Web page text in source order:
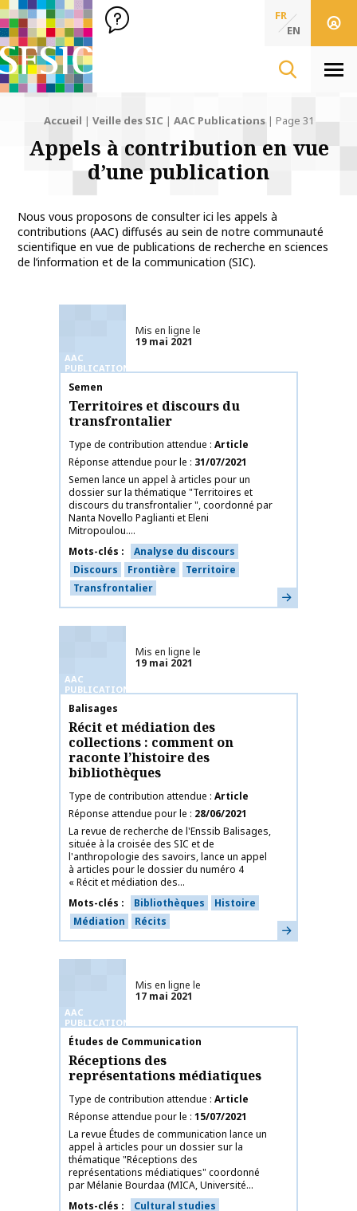
SFSIC Société Française des Sciences de l'Information & de
Société Française des Sciences
de l'Information
FR
EN
Accueil | Veille des SIC | AAC Publications| Page 31
Appels à contribution en vue
d’une publication
Nous vous proposons de consulter ici les appels à
contributions (AAC) diffusés au sein de notre communauté
scientifique en vue de publications de recherche en sciences
de l’information et de la communication (SIC).
AAC
PUBLICATIONS
Mis en ligne le
19 mai 2021
Nom de la publication
Semen
Territoires et discours du
transfrontalier
Type de contribution attendue Article
Réponse attendue pour le
31/07/2021
Semen lance un appel à articles pour un
dossier sur la thématique "Territoires et
discours du transfrontalier ", coordonné par
Nanta Novello Paglianti et Eleni
Mitropoulou....
Mots-clés
Analyse du discours
Discours
Frontière
Territoire
Transfrontalier
En savoir plus
AAC
PUBLICATIONS
Mis en ligne le
19 mai 2021
Nom de la publication
Balisages
Récit et médiation des
collections : comment on
raconte l’histoire des
bibliothèques
Type de contribution attendue Article
Réponse attendue pour le
28/06/2021
La revue de recherche de l'Enssib Balisages,
située à la croisée des SIC et de
l'anthropologie des savoirs, lance un appel
à articles pour le dossier du numéro 4
« Récit et médiation des...
Mots-clés
Bibliothèques
Histoire
Médiation
Récits En savoir plus
AAC
PUBLICATIONS
Mis en ligne le
17 mai 2021
Nom de la publication
Études de Communication
Réceptions des
représentations médiatiques
Type de contribution attendue Article
Réponse attendue pour le 15/07/2021
La revue Études de communication lance un
appel à articles pour un dossier sur la
thématique "Réceptions des
représentations médiatiques" coordonné
par Mélanie Bourdaa (MICA, Université...
Mots-clés
Cultural studies